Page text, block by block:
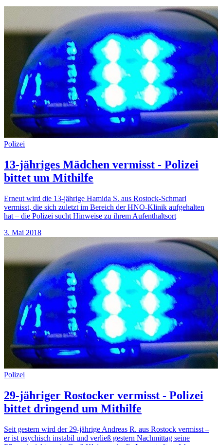
Polizei
13-jähriges Mädchen vermisst - Polizei
bittet um Mithilfe
Erneut wird die 13-jährige Hamida S. aus Rostock-Schmarl
vermisst, die sich zuletzt im Bereich der HNO-Klinik aufgehalten
hat – die Polizei sucht Hinweise zu ihrem Aufenthaltsort
3. Mai 2018
Polizei
29-jähriger Rostocker vermisst - Polizei
bittet dringend um Mithilfe
Seit gestern wird der 29-jährige Andreas R. aus Rostock vermisst –
er ist psychisch instabil und verließ gestern Nachmittag seine